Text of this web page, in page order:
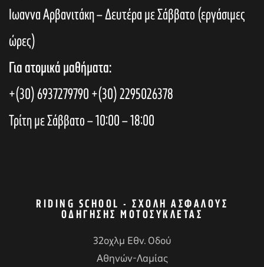
Ιωαννα Αρβανιτάκη – Δευτέρα με Σάββατο (εργάσιμες
ώρες)
Για ατομικά μαθήματα:
+(30) 6937279790+(30) 2295026378
Τρίτη με Σάββατο – 10:00 – 18:00
RIDING SCHOOL - ΣΧΟΛΉ ΑΣΦΑΛΟΎΣ
ΟΔΉΓΗΣΗΣ ΜΟΤΟΣΥΚΛΈΤΑΣ
32οχλμ Εθν. Οδού
Αθηνών-Λαμίας